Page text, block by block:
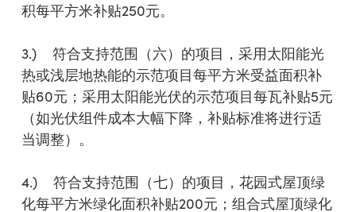
积每平方米补贴250元。
3.) 符合支持范围（六）的项目，采用太阳能光
热或浅层地热能的示范项目每平方米受益面积补
贴60元；采用太阳能光伏的示范项目每瓦补贴5元
（如光伏组件成本大幅下降，补贴标准将进行适
当调整）。
4.) 符合支持范围（七）的项目，花园式屋顶绿
化每平方米绿化面积补贴200元；组合式屋顶绿化